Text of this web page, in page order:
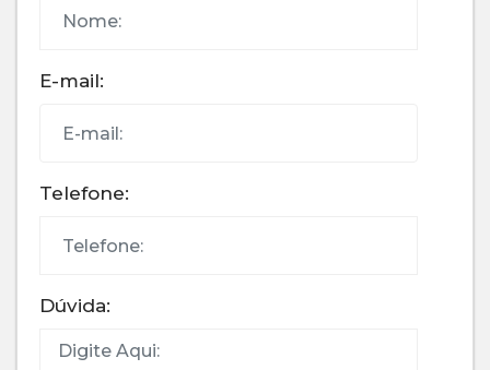
E-mail:
Telefone:
Dúvida: